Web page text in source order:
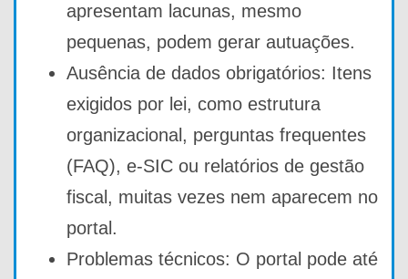
apresentam lacunas, mesmo
pequenas, podem gerar autuações.
Ausência de dados obrigatórios: Itens
exigidos por lei, como estrutura
organizacional, perguntas frequentes
(FAQ), e-SIC ou relatórios de gestão
fiscal, muitas vezes nem aparecem no
portal.
Problemas técnicos: O portal pode até